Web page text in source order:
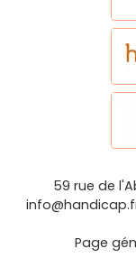
59 rue de
Page